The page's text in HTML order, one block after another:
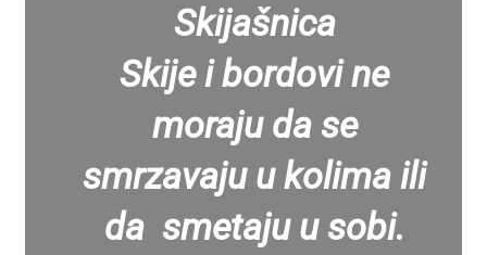
Skijašnica
Skije i bordovi ne
moraju da se
smrzavaju u kolima ili
da smetaju u sobi.